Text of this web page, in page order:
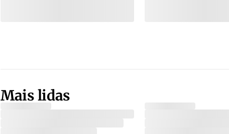
Mais lidas